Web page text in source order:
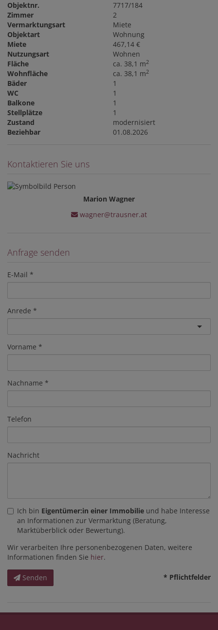
Objektnr.
7717/184
Zimmer
2
Vermarktungsart
Miete
Objektart
Wohnung
Miete
467,14 €
Nutzungsart
Wohnen
Fläche
ca. 38,1 m2
Wohnfläche ca. 38,1 m2
Bäder
1
WC
1
Balkone
1
Stellplätze
1
Zustand
modernisiert
Beziehbar
01.08.2026
Kontaktieren Sie uns
Marion Wagner
wagner@trausner.at
Anfrage senden
E-Mail
Anrede
Vorname
Nachname
Telefon
Nachricht
Ich bin Eigentümer:in einer Immobilie und habe Interesse
an Informationen zur Vermarktung (Beratung,
Marktüberblick oder Bewertung).
Wir verarbeiten Ihre personenbezogenen Daten, weitere
Informationen finden Sie hier.
Senden * Pflichtfelder